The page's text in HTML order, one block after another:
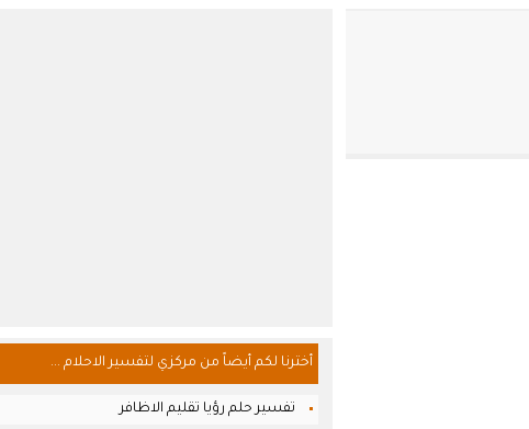
أخترنا لكم أيضاً من مركزي لتفسير الاحلام ...
تفسير حلم رؤيا تقليم الاظافر